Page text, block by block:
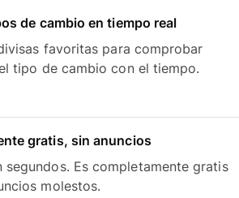
de cambio en tiempo real
favoritas para comprobar
tipo de cambio con el tiempo.
gratis, sin anuncios
segundos. Es completamente gratis
molestos.